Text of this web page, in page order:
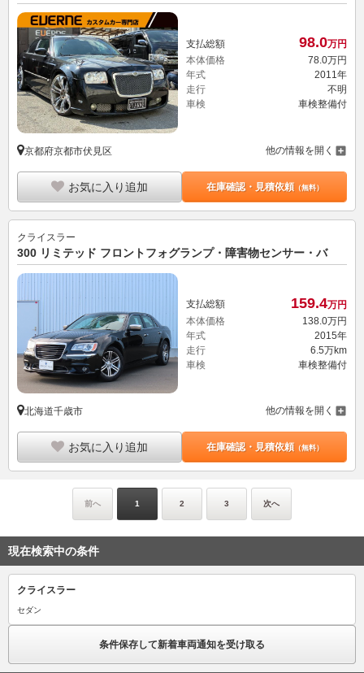
支払総額 98.0万円
本体価格
78.0万円
年式
2011年
走行
不明
車検
車検整備付
京都府京都市伏見区 他の情報を開く
お気に入り追加 在庫確認・見積依頼（無料）
クライスラー
300 リミテッド フロントフォグランプ・障害物センサー・バ
支払総額 159.4万円
本体価格
138. 0万円
年式
2015年
走行
6.5万km
車検
車検整備付
北海道千歳市 他の情報を開く
お気に入り追加 在庫確認・見積依頼（無料）
前へ 1 2 3 次へ
現在検索中の条件
クライスラー
セダン
条件保存して新着車両通知を受け取る